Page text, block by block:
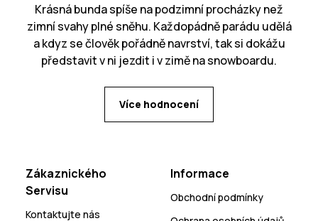
Krásná bunda spíše na podzimní procházky než
zimní svahy plné sněhu. Každopádně parádu udělá
a kdyz se člověk pořádně navrství, tak si dokážu
představit v ni jezdit i v zimě na snowboardu.
Více hodnocení
Zákaznického
Servisu
Kontaktujte nás
Informace
Obchodní podmínky